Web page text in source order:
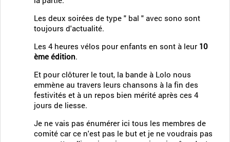
Les deux soirées de type " bal " avec sono sont
toujours d'actualité.
Les 4 heures vélos pour enfants en sont à leur 10
ème édition.
Et pour clôturer le tout, la bande à Lolo nous
emmène au travers leurs chansons à la fin des
festivités et à un repos bien mérité après ces 4
jours de liesse.
Je ne vais pas énumérer ici tous les membres de
comité car ce n'est pas le but et je ne voudrais pas